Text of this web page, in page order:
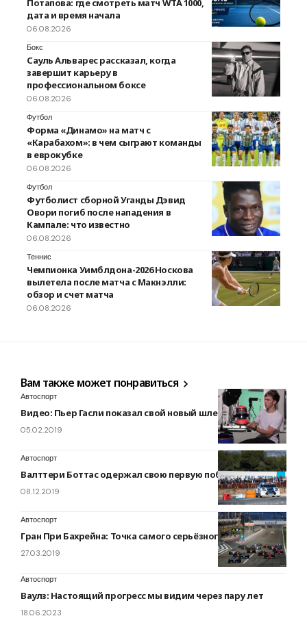
Потапова: где смотреть матч WTA 1000,
дата и время начала
06.08.2026
Бокс
Сауль Альварес рассказал, когда
завершит карьеру в
профессиональном боксе
06.08.2026
Футбол
Форма «Динамо» на матч с
«Карабахом»: в чем сыграют команды
в еврокубке
06.08.2026
Футбол
Футболист сборной Уганды Дэвид
Овори погиб после нападения в
Кампале: что известно
06.08.2026
Теннис
Чемпионка Уимблдона-2026 Носкова
вылетела после матча с Макнэлли:
обзор и счет матча
06.08.2026
Вам также может понравиться
Автоспорт
Видео: Пьер Гасли показал свой новый шлем
05.02.2019
Автоспорт
Валттери Боттас одержал свою первую победу в ралли
08.12.2019
Автоспорт
Гран При Бахрейна: Точка самого серьёзного торможения
27.03.2019
Автоспорт
Ваулз: Настоящий прогресс мы видим через пару лет
18.06.2023